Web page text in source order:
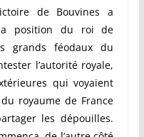
de Bouvines a
la position du roi de
grands féodaux du
l’autorité royale,
qui voyaient
royaume de France
les dépouilles.